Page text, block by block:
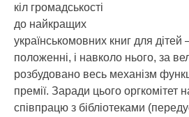
кіл громадськості
до найкращих
українськомовних книг для
положенні, і навколо нього, за
розбудовано весь механізм
премії. Заради цього оргкомітет
співпрацю з бібліотеками